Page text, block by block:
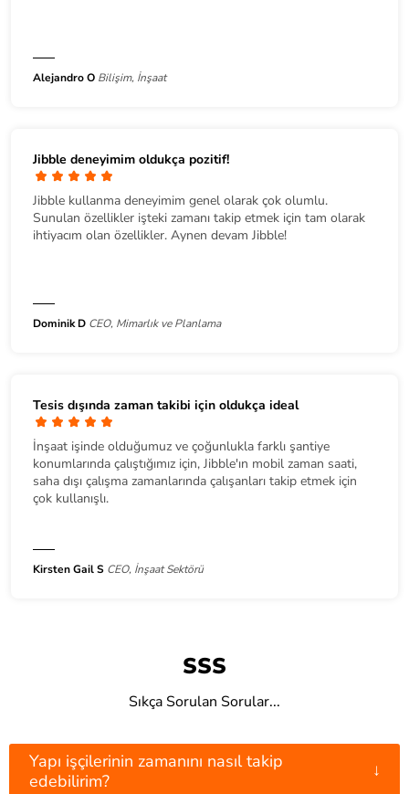
Alejandro O Bilişim, İnşaat
Jibble deneyimim oldukça pozitif!
Jibble kullanma deneyimim genel olarak çok olumlu.
Sunulan özellikler işteki zamanı takip etmek için tam olarak
ihtiyacım olan özellikler. Aynen devam Jibble!
Dominik D CEO, Mimarlık ve Planlama
Tesis dışında zaman takibi için oldukça ideal
İnşaat işinde olduğumuz ve çoğunlukla farklı şantiye
konumlarında çalıştığımız için, Jibble'ın mobil zaman saati,
saha dışı çalışma zamanlarında çalışanları takip etmek için
çok kullanışlı.
Kirsten Gail S CEO, İnşaat Sektörü
SSS
Sıkça Sorulan Sorular...
Yapı işçilerinin zamanını nasıl takip
edebilirim?
↓